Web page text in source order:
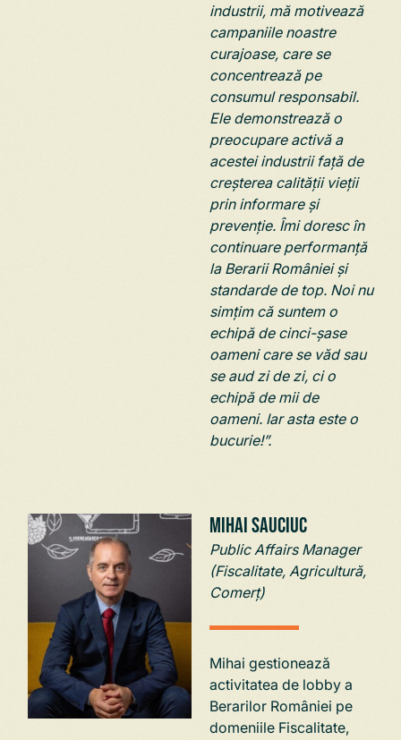
industrii, mă motivează
campaniile noastre
curajoase, care se
concentrează pe
consumul responsabil.
Ele demonstrează o
preocupare activă a
acestei industrii față de
creșterea calității vieții
prin informare și
prevenție. Îmi doresc în
continuare performanță
la Berarii României și
standarde de top. Noi nu
simțim că suntem o
echipă de cinci-șase
oameni care se văd sau
se aud zi de zi, ci o
echipă de mii de
oameni. Iar asta este o
bucurie!”.
Mihai Sauciuc
Public Affairs Manager
(Fiscalitate, Agricultură,
Comerț)
Mihai gestionează
activitatea de lobby a
Berarilor României pe
domeniile Fiscalitate,